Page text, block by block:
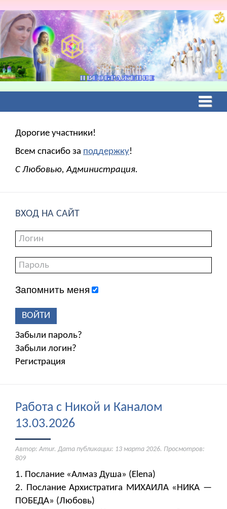
Дорогие участники!
Всем спасибо за поддержку!
С Любовью, Администрация.
ВХОД НА САЙТ
Запомнить меня
ВОЙТИ
Забыли пароль?
Забыли логин?
Регистрация
Работа с Никой и Каналом
13.03.2026
Автор: Amur. Дата публикации: 13 марта 2026. Просмотров:
809
1. Послание «Алмаз Душа» (Elena)
2. Послание Архистратига МИХАИЛА «НИКА —
ПОБЕДА» (Любовь)